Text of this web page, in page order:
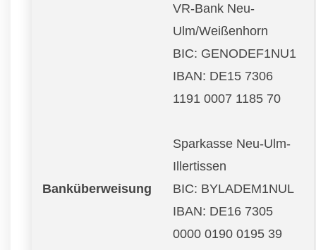
Banküberweisung
VR-Bank Neu-
Ulm/Weißenhorn
BIC: GENODEF1NU1
IBAN: DE15 7306
1191 0007 1185 70
Sparkasse Neu-Ulm-
Illertissen
BIC: BYLADEM1NUL
IBAN: DE16 7305
0000 0190 0195 39